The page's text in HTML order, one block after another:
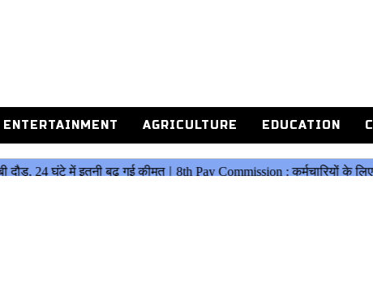
ENTERTAINMENT AGRICULTURE EDUCATION